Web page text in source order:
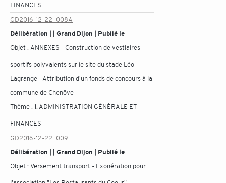
FINANCES
GD2016-12-22_008A
Délibération | | Grand Dijon | Publié le
Objet : ANNEXES - Construction de vestiaires
sportifs polyvalents sur le site du stade Léo
Lagrange - Attribution d'un fonds de concours à la
commune de Chenôve
Thème :1. ADMINISTRATION GÉNÉRALE ET
FINANCES
GD2016-12-22_009
Délibération | | Grand Dijon | Publié le
Objet :Versement transport - Exonération pour